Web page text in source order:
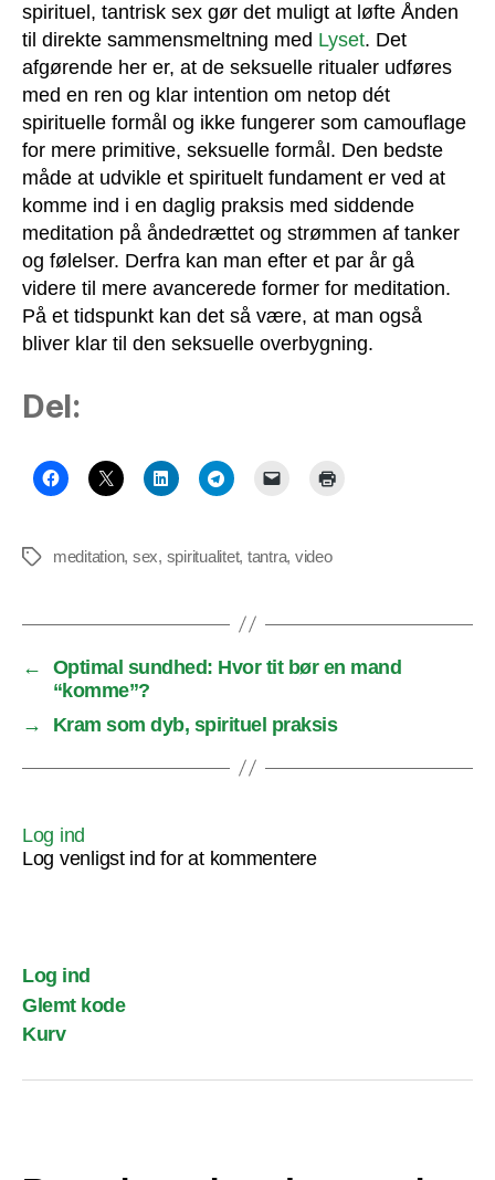
spirituel, tantrisk sex gør det muligt at løfte Ånden
til direkte sammensmeltning med Lyset. Det
afgørende her er, at de seksuelle ritualer udføres
med en ren og klar intention om netop dét
spirituelle formål og ikke fungerer som camouflage
for mere primitive, seksuelle formål. Den bedste
måde at udvikle et spirituelt fundament er ved at
komme ind i en daglig praksis med siddende
meditation på åndedrættet og strømmen af tanker
og følelser. Derfra kan man efter et par år gå
videre til mere avancerede former for meditation.
På et tidspunkt kan det så være, at man også
bliver klar til den seksuelle overbygning.
Del:
Tags meditation, sex, spiritualitet, tantra, video
←
Optimal sundhed: Hvor tit bør en mand
“komme”?
→
Kram som dyb, spirituel praksis
Log ind
Log venligst ind for at kommentere
Log ind
Glemt kode
Kurv